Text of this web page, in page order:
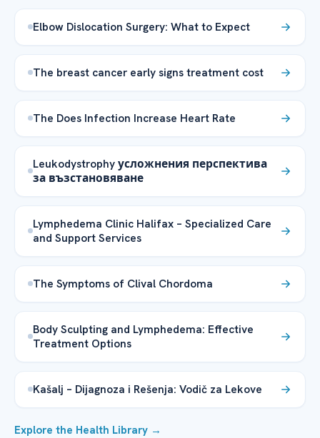
Elbow Dislocation Surgery: What to Expect
The breast cancer early signs treatment cost
The Does Infection Increase Heart Rate
Leukodystrophy усложнения перспектива
за възстановяване
Lymphedema Clinic Halifax – Specialized Care
and Support Services
The Symptoms of Clival Chordoma
Body Sculpting and Lymphedema: Effective
Treatment Options
Kašalj – Dijagnoza i Rešenja: Vodič za Lekove
Explore the Health Library →